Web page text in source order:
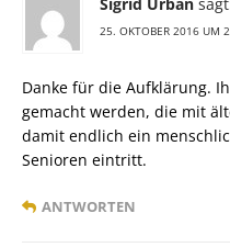
25. OKTOBER 2016 UM
Danke für die Aufklärung.
gemacht werden, die mit
damit endlich ein
Senioren eintritt.
ANTWORTEN